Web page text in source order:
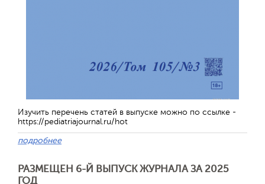
Изучить перечень статей в выпуске можно по ссылке -
https://pediatriajournal.ru/hot
подробнее
РАЗМЕЩЕН 6-Й ВЫПУСК ЖУРНАЛА ЗА 2025
ГОД